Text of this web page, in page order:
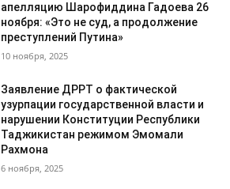
апелляцию Шарофиддина Гадоева 26
ноября: «Это не суд, а продолжение
преступлений Путина»
10 ноября, 2025
Заявление ДРРТ о фактической
узурпации государственной власти и
нарушении Конституции Республики
Таджикистан режимом Эмомали
Рахмона
6 ноября, 2025